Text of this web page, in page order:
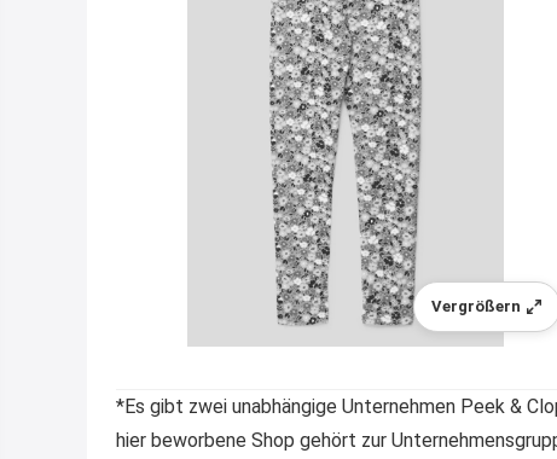
Vergrößern
*Es gibt zwei unabhängige Unternehmen Peek &
hier beworbene Shop gehört zur